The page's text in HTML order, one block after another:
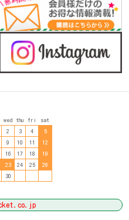
wed thu fri
sat
2 3 4
5
9 10 11
12
16 17 18
19
23 24 25
26
30